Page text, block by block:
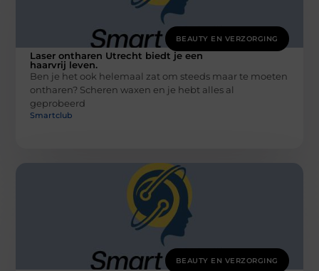
BEAUTY EN VERZORGING
Laser ontharen Utrecht biedt je een
haarvrij leven.
Ben je het ook helemaal zat om steeds maar te moeten
ontharen? Scheren waxen en je hebt alles al
geprobeerd
Smartclub
BEAUTY EN VERZORGING